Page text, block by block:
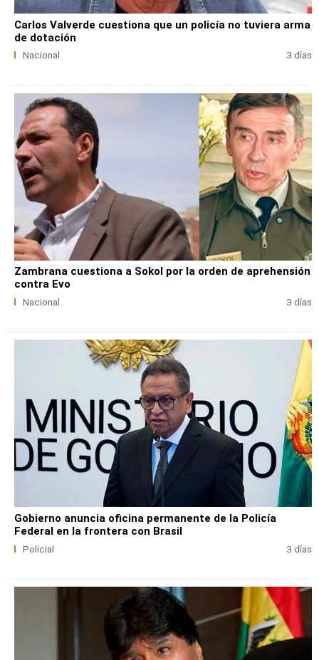
Carlos Valverde cuestiona que un policía no tuviera arma
de dotación
Nacional 3 días
Zambrana cuestiona a Sokol por la orden de aprehensión
contra Evo
Nacional 3 días
Gobierno anuncia oficina permanente de la Policía
Federal en la frontera con Brasil
Policial 3 días